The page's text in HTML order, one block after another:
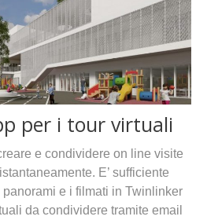
per i tour virtuali
e condividere on line visite
E’ sufficiente
e i filmati in Twinlinker
da condividere tramite email